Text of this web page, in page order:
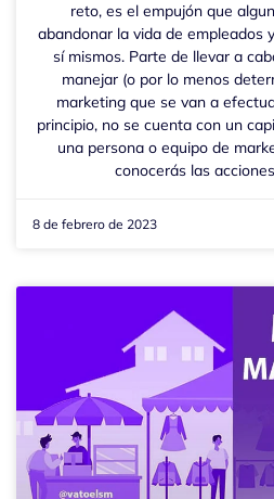
reto, es el empujón que
abandonar la vida de empleados
sí mismos. Parte de llevar a
manejar (o por lo menos
marketing que se van a
principio, no se cuenta con un
una persona o equipo de
conocerás las
8 de febrero de 2023